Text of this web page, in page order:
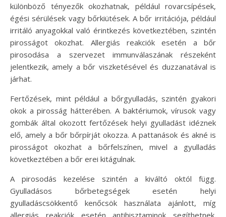
különböző tényezők okozhatnak, például rovarcsípések,
égési sérülések vagy bőrkiütések. A bőr irritációja, például
irritáló anyagokkal való érintkezés következtében, szintén
pirosságot okozhat. Allergiás reakciók esetén a bőr
pirosodása a szervezet immunválaszának részeként
jelentkezik, amely a bőr viszketésével és duzzanatával is
járhat.
Fertőzések, mint például a bőrgyulladás, szintén gyakori
okok a pirosság hátterében. A baktériumok, vírusok vagy
gombák által okozott fertőzések helyi gyulladást idéznek
elő, amely a bőr bőrpírját okozza. A pattanások és akné is
pirosságot okozhat a bőrfelszínen, mivel a gyulladás
következtében a bőr erei kitágulnak.
A pirosodás kezelése szintén a kiváltó októl függ.
Gyulladásos bőrbetegségek esetén helyi
gyulladáscsökkentő kenőcsök használata ajánlott, míg
allergiás reakciók esetén antihisztaminok segíthetnek.